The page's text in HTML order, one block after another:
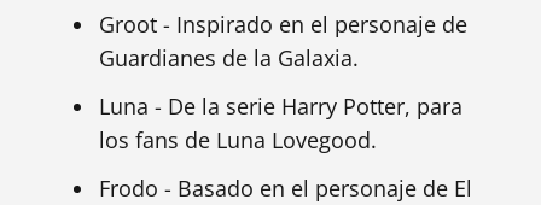
Groot - Inspirado en el personaje de
Guardianes de la Galaxia.
Luna - De la serie Harry Potter, para
los fans de Luna Lovegood.
Frodo - Basado en el personaje de El